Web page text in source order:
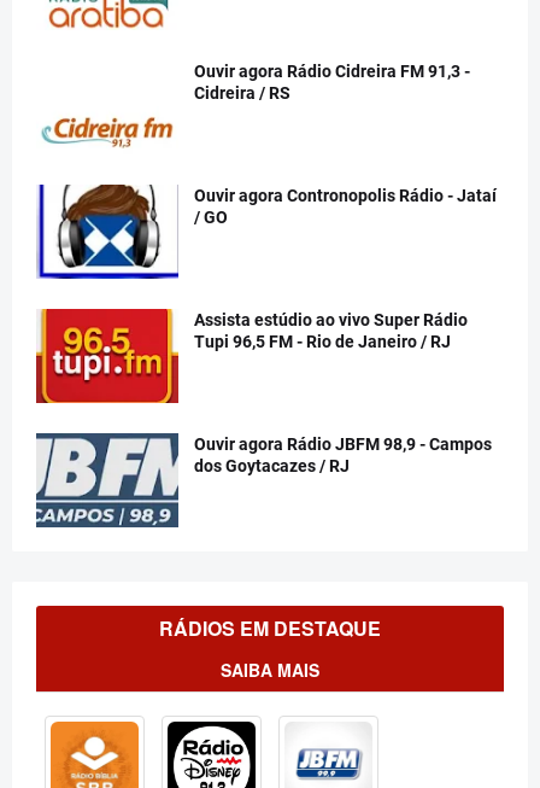
Ouvir agora Rádio Cidreira FM 91,3 -
Cidreira / RS
Ouvir agora Contronopolis Rádio - Jataí
/ GO
Assista estúdio ao vivo Super Rádio
Tupi 96,5 FM - Rio de Janeiro / RJ
Ouvir agora Rádio JBFM 98,9 - Campos
dos Goytacazes / RJ
RÁDIOS EM DESTAQUE
SAIBA MAIS